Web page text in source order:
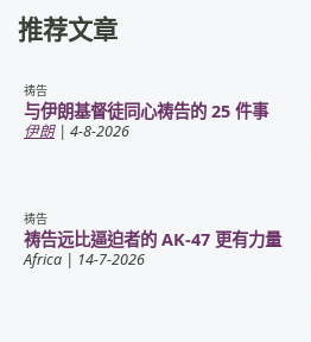
推荐文章
祷告
与伊朗基督徒同心祷告的 25 件事
伊朗| 4-8-2026
祷告
祷告远比逼迫者的 AK-47 更有力量
Africa | 14-7-2026